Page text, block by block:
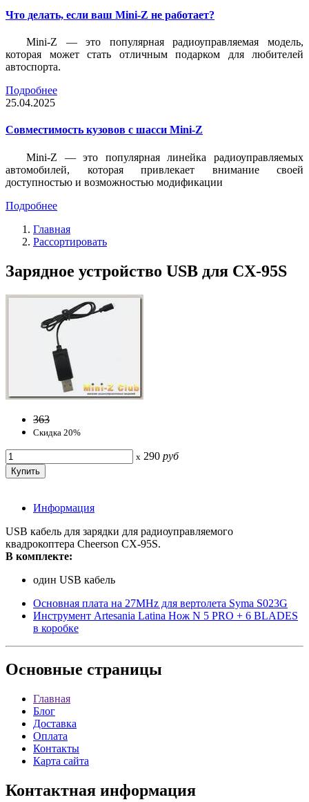
Что делать, если ваш Mini-Z не работает?
Mini-Z — это популярная радиоуправляемая модель,
которая может стать отличным подарком для любителей
автоспорта.
Подробнее
25.04.2025
Совместимость кузовов с шасси Mini-Z
Mini-Z — это популярная линейка радиоуправляемых
автомобилей, которая привлекает внимание своей
доступностью и возможностью модификации
Подробнее
Главная
Рассортировать
Зарядное устройство USB для CX-95S
363
Скидка 20%
x 290 руб
Информация
USB кабель для зарядки для радиоуправляемого
квадрокоптера Cheerson CX-95S.
В комплекте:
один USB кабель
Основная плата на 27MHz для вертолета Syma S023G
Инструмент Artesania Latina Нож N 5 PRO + 6 BLADES
в коробке
Основные страницы
Главная
Блог
Доставка
Оплата
Контакты
Карта сайта
Контактная информация